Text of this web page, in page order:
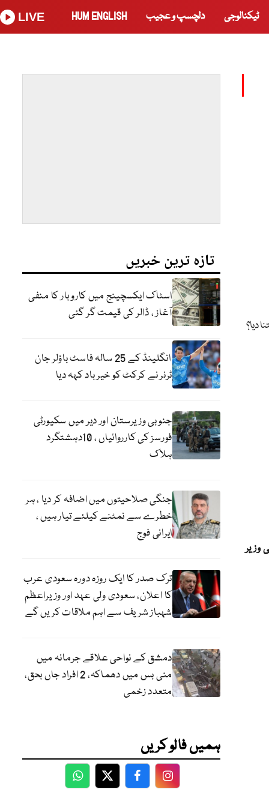
ٹیکنالوجی دلچسپ و عجیب HUM ENGLISH
LIVE
دیا؟
وزیر
تازہ ترین خبریں
اسٹاک ایکسچینج میں کاروبار کا منفی
آغاز ، ڈالر کی قیمت گر گئی
انگلینڈ کے 25 سالہ فاسٹ باؤلر جان
ٹرنر نے کرکٹ کو خیر باد کہہ دیا
جنوبی وزیرستان اور دیر میں سکیورٹی
فورسز کی کارروائیاں ، 10دہشتگرد
ہلاک
جنگی صلاحیتوں میں اضافہ کر دیا ، ہر
خطرے سے نمٹنے کیلئے تیار ہیں ،
ایرانی فوج
ترک صدر کا ایک روزہ دورہ سعودی عرب
کا اعلان، سعودی ولی عہد اور وزیراعظم
شہباز شریف سے اہم ملاقات کریں گے
دمشق کے نواحی علاقے جرمانہ میں
منی بس میں دھماکہ، 2 افراد جاں بحق،
متعدد زخمی
ہمیں فالو کریں
WhatsApp
TwitterFacebookFacebook